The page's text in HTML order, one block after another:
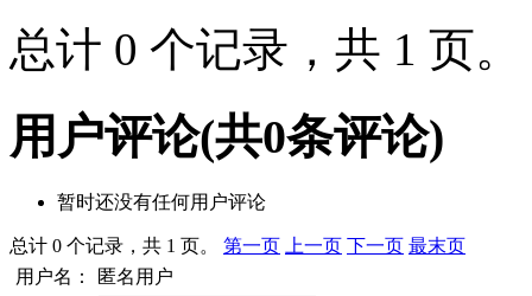
总计 0 个记录，共 1 页。
用户评论(共0条评论)
暂时还没有任何用户评论
总计 0 个记录，共 1 页。 第一页 上一页 下一页 最末页
用户名：
匿名用户